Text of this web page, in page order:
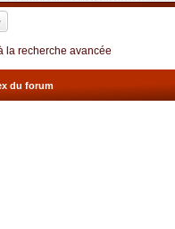
la recherche avancée
du forum